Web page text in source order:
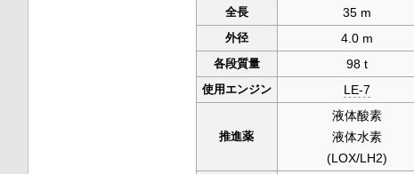
全長
35 m
外径 4.0 m
各段質量 98 t
使用エンジン LE-7
推進薬
液体酸素
液体水素
(LOX/LH2)